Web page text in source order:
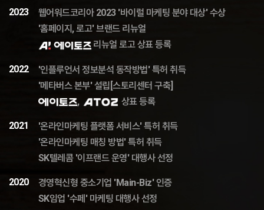
2023
웹어워드코리아 2023 '바이럴 마케팅 분야 대상' 수상
'홈페이지, 로고' 브랜드 리뉴얼
리뉴얼 로고 상표 등록
2022
'인플루언서 정보분석 동작방법' 특허 취득
'메타버스 본부' 설립[스토리센터 구축]
,
상표 등록
2021
'온라인마케팅 플랫폼 서비스' 특허 취득
'온라인마케팅 매칭 방법' 특허 취득
SK텔레콤 '이프랜드 운영' 대행사 선정
2020
경영혁신형 중소기업 'Main-Biz' 인증
SK임업 '수페' 마케팅 대행사 선정